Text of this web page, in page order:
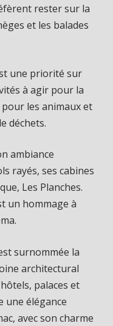
rester sur la
et les balades
une priorité sur
à agir pour la
les animaux et
déchets.
ambiance
rayés, ses cabines
Les Planches.
un hommage à
surnommée la
architectural
palaces et
une élégance
avec son charme